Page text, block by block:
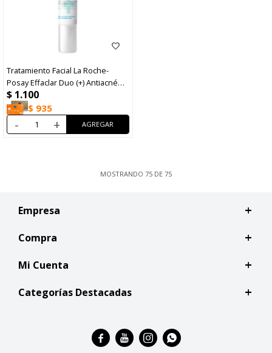
Tratamiento Facial La Roche-
Posay Effaclar Duo (+) Antiacné
15ml
$ 1.100
$ 935
- +
MOSTRANDO 75 DE 75
Empresa
Compra
Mi Cuenta
Categorías Destacadas
   